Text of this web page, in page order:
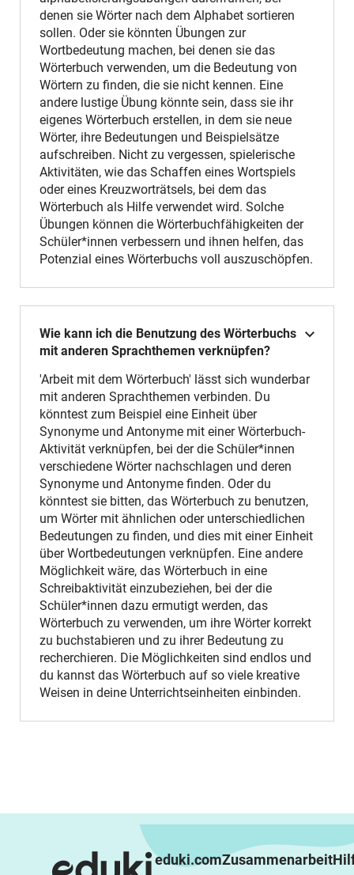
denen sie Wörter nach dem Alphabet sortieren
sollen. Oder sie könnten Übungen zur
Wortbedeutung machen, bei denen sie das
Wörterbuch verwenden, um die Bedeutung von
Wörtern zu finden, die sie nicht kennen. Eine
andere lustige Übung könnte sein, dass sie ihr
eigenes Wörterbuch erstellen, in dem sie neue
Wörter, ihre Bedeutungen und Beispielsätze
aufschreiben. Nicht zu vergessen, spielerische
Aktivitäten, wie das Schaffen eines Wortspiels
oder eines Kreuzworträtsels, bei dem das
Wörterbuch als Hilfe verwendet wird. Solche
Übungen können die Wörterbuchfähigkeiten der
Schüler*innen verbessern und ihnen helfen, das
Potenzial eines Wörterbuchs voll auszuschöpfen.
Wie kann ich die Benutzung des Wörterbuchs
mit anderen Sprachthemen verknüpfen?
'Arbeit mit dem Wörterbuch' lässt sich wunderbar
mit anderen Sprachthemen verbinden. Du
könntest zum Beispiel eine Einheit über
Synonyme und Antonyme mit einer Wörterbuch-
Aktivität verknüpfen, bei der die Schüler*innen
verschiedene Wörter nachschlagen und deren
Synonyme und Antonyme finden. Oder du
könntest sie bitten, das Wörterbuch zu benutzen,
um Wörter mit ähnlichen oder unterschiedlichen
Bedeutungen zu finden, und dies mit einer Einheit
über Wortbedeutungen verknüpfen. Eine andere
Möglichkeit wäre, das Wörterbuch in eine
Schreibaktivität einzubeziehen, bei der die
Schüler*innen dazu ermutigt werden, das
Wörterbuch zu verwenden, um ihre Wörter korrekt
zu buchstabieren und zu ihrer Bedeutung zu
recherchieren. Die Möglichkeiten sind endlos und
du kannst das Wörterbuch auf so viele kreative
Weisen in deine Unterrichtseinheiten einbinden.
eduki.comZusammenarbeit